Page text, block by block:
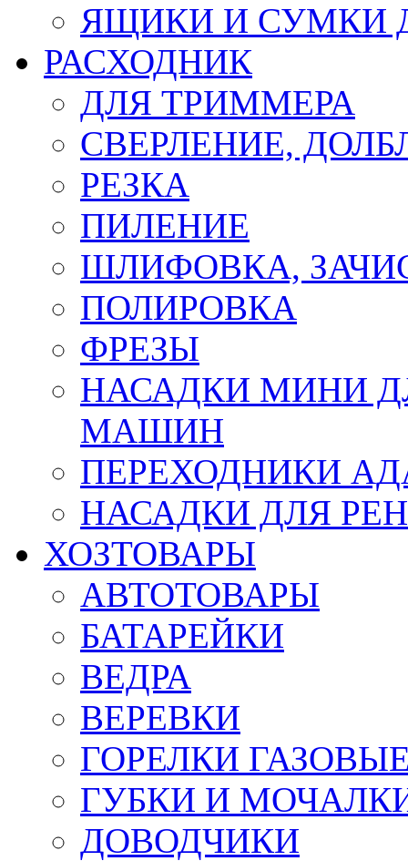
ЯЩИКИ И СУМКИ
РАСХОДНИК
ДЛЯ ТРИММЕРА
СВЕРЛЕНИЕ,
РЕЗКА
ПИЛЕНИЕ
ШЛИФОВКА,
ПОЛИРОВКА
ФРЕЗЫ
НАСАДКИ МИНИ
МАШИН
ПЕРЕХОДНИКИ
НАСАДКИ ДЛЯ
ХОЗТОВАРЫ
АВТОТОВАРЫ
БАТАРЕЙКИ
ВЕДРА
ВЕРЕВКИ
ГОРЕЛКИ
ГУБКИ И
ДОВОДЧИКИ